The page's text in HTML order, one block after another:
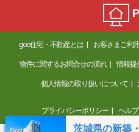
茨城県の新築
goo住宅・不動産とは お客さまご利
物件に関するお問合せの流れ 情報提
個人情報の取り扱いについて
プライバシーポリシー ヘルプ